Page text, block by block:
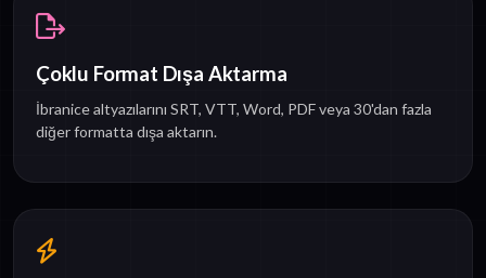
Çoklu Format Dışa Aktarma
İbranice altyazılarını SRT, VTT, Word, PDF veya 30'dan fazla
diğer formatta dışa aktarın.